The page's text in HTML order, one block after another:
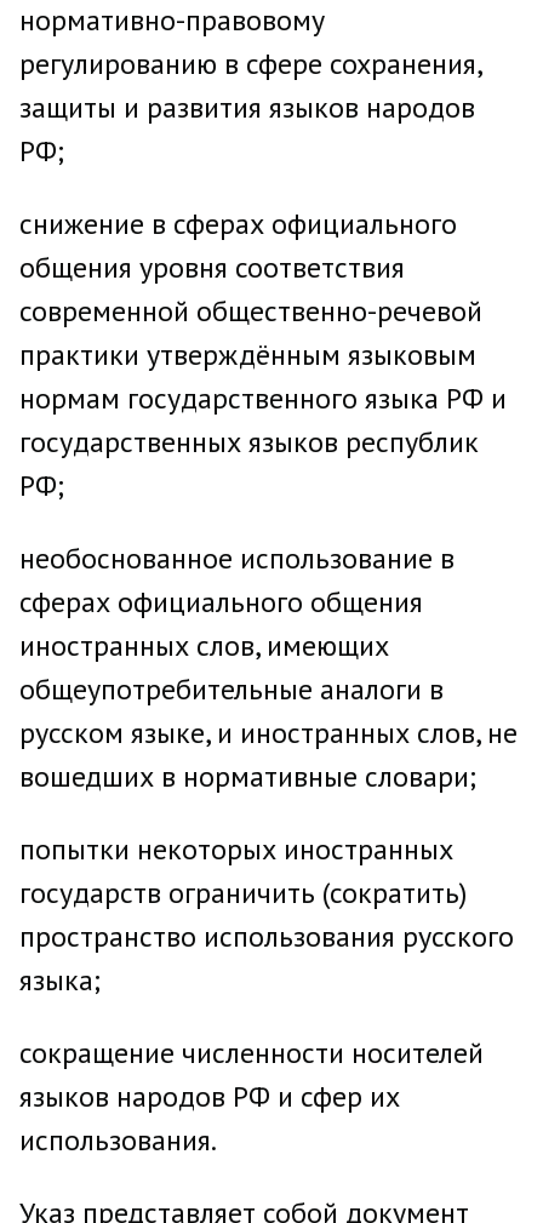
нормативно-правовому
регулированию в сфере сохранения,
защиты и развития языков народов
РФ;
снижение в сферах официального
общения уровня соответствия
современной общественно-речевой
практики утверждённым языковым
нормам государственного языка РФ и
государственных языков республик
РФ;
необоснованное использование в
сферах официального общения
иностранных слов, имеющих
общеупотребительные аналоги в
русском языке, и иностранных слов, не
вошедших в нормативные словари;
попытки некоторых иностранных
государств ограничить (сократить)
пространство использования русского
языка;
сокращение численности носителей
языков народов РФ и сфер их
использования.
Указ представляет собой документ